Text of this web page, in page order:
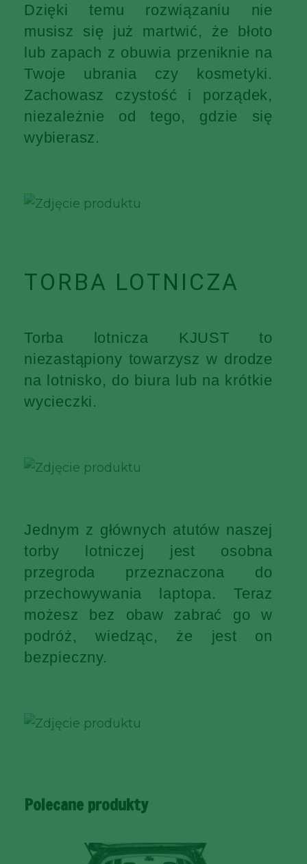
Dzięki temu rozwiązaniu nie
musisz się już martwić, że błoto
lub zapach z obuwia przeniknie na
Twoje ubrania czy kosmetyki.
Zachowasz czystość i porządek,
niezależnie od tego, gdzie się
wybierasz.
TORBA LOTNICZA
Torba lotnicza KJUST to
niezastąpiony towarzysz w drodze
na lotnisko, do biura lub na krótkie
wycieczki.
Jednym z głównych atutów naszej
torby lotniczej jest osobna
przegroda przeznaczona do
przechowywania laptopa. Teraz
możesz bez obaw zabrać go w
podróż, wiedząc, że jest on
bezpieczny.
Polecane produkty